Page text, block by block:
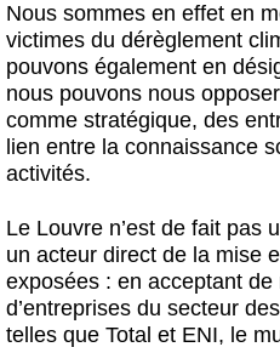
Nous sommes en effet en
victimes du dérèglement
pouvons également en
nous pouvons nous
comme stratégique, des
lien entre la connaissance
activités.
Le Louvre n’est de fait pas
un acteur direct de la mise
exposées : en acceptant
d’entreprises du secteur
telles que Total et ENI, le